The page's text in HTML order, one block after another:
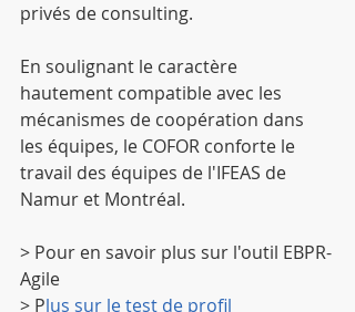
privés de consulting.
En soulignant le caractère
hautement compatible avec les
mécanismes de coopération dans
les équipes, le COFOR conforte le
travail des équipes de l'IFEAS de
Namur et Montréal.
> Pour en savoir plus sur l'outil EBPR-
Agile
> Plus sur le test de profil